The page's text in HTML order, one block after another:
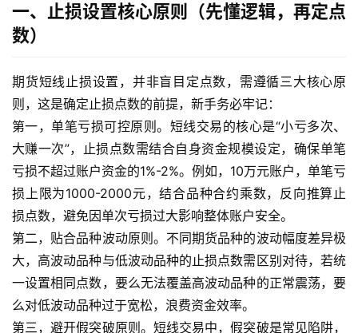
一、止损设置核心原则（先懂逻辑，再定点
数）
期货短线止损设置，并非盲目定点数，需遵循三大核心原
则，这是确定止损点数的前提，新手务必牢记：
第一，单笔亏损可控原则。短线交易的核心是“小亏多次、
大赚一次”，止损点数需结合自身资金规模设定，确保单笔
亏损不超过账户资金的1%-2%。例如，10万元账户，单笔亏
损上限为1000-2000元，结合品种合约乘数，反向推算止
损点数，避免因单次亏损过大影响整体账户安全。
第二，贴合品种波动原则。不同期货品种的波动幅度差异极
大，高波动品种与低波动品种的止损点数需区别对待，若统
一设置相同点数，要么无法覆盖高波动品种的正常震荡，要
么对低波动品种过于宽松，浪费资金效率。
第三，避开假突破原则。短线交易中，假突破是常见陷阱，